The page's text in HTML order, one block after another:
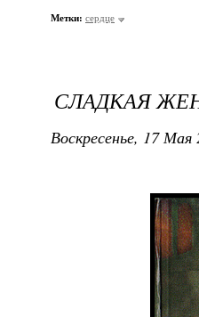
Метки: сердце
СЛАДКАЯ
Воскресенье, 17